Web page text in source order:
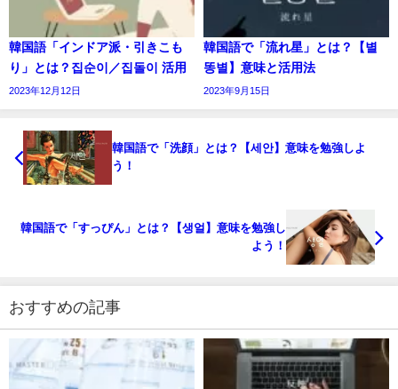
韓国語「インドア派・引きこも
り」とは？집순이／집돌이 活用
2023年12月12日
韓国語で「流れ星」とは？【별
똥별】意味と活用法
2023年9月15日
韓国語で「洗顔」とは？【세안】意味を勉強しよ
う！
韓国語で「すっぴん」とは？【생얼】意味を勉強し
よう！
おすすめの記事